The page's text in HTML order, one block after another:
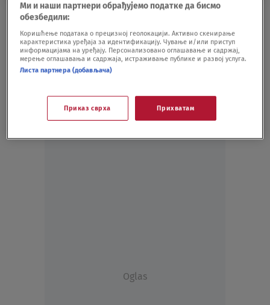
Seul pod merama
SVET12.07.21.
Oglas
Ми и наши партнери обрађујемо податке да бисмо
обезбедили:
Коришћење података о прецизној геолокацији. Активно скенирање
карактеристика уређаја за идентификацију. Чување и/или приступ
информацијама на уређају. Персонализовано оглашавање и садржај,
мерење оглашавања и садржаја, истраживање публике и развој услуга.
Листа партнера (добављача)
Приказ сврха Прихватам